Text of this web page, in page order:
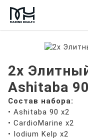
2x
Ashitaba
Состав набора:
• Ashitaba 90 x2
• CardioMarine x2
• Iodium Kelp x2